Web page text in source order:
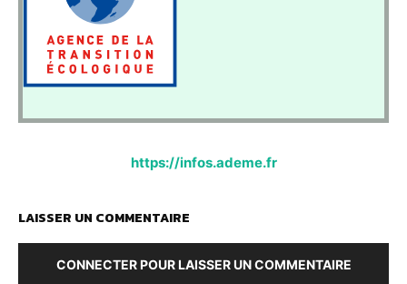
https://infos.ademe.fr
LAISSER UN COMMENTAIRE
CONNECTER POUR LAISSER UN COMMENTAIRE